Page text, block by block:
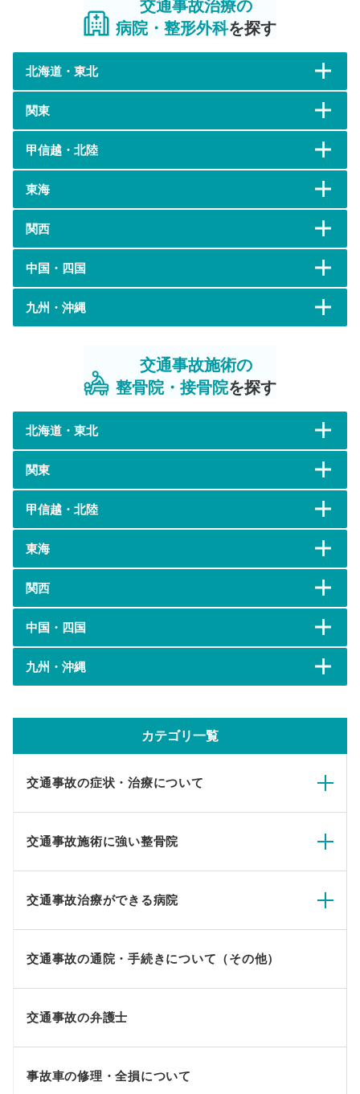
交通事故治療の
病院・整形外科を探す
北海道・東北
関東
甲信越・北陸
東海
関西
中国・四国
九州・沖縄
交通事故施術の
整骨院・接骨院を探す
北海道・東北
関東
甲信越・北陸
東海
関西
中国・四国
九州・沖縄
カテゴリ一覧
交通事故の症状・治療について
交通事故施術に強い整骨院
交通事故治療ができる病院
交通事故の通院・手続きについて（その他）
交通事故の弁護士
事故車の修理・全損について